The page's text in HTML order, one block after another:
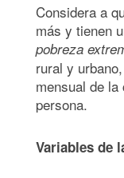
Considera a
más y tienen
pobreza
rural y
mensual de
persona.
Variables de